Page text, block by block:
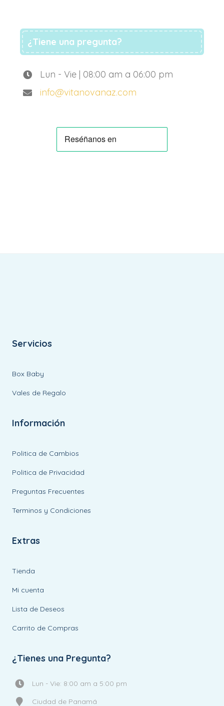
¿Tiene una pregunta?
Lun - Vie | 08:00 am a 06:00 pm
info@vitanovanaz.com
Servicios
Box Baby
Vales de Regalo
Información
Politica de Cambios
Politica de Privacidad
Preguntas Frecuentes
Terminos y Condiciones
Extras
Tienda
Mi cuenta
Lista de Deseos
Carrito de Compras
¿Tienes una Pregunta?
Lun - Vie: 8:00 am a 5:00 pm
Ciudad de Panamá